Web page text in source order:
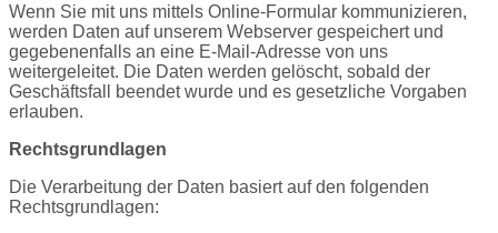
Wenn Sie mit uns mittels Online-Formular kommunizieren,
werden Daten auf unserem Webserver gespeichert und
gegebenenfalls an eine E-Mail-Adresse von uns
weitergeleitet. Die Daten werden gelöscht, sobald der
Geschäftsfall beendet wurde und es gesetzliche Vorgaben
erlauben.
Rechtsgrundlagen
Die Verarbeitung der Daten basiert auf den folgenden
Rechtsgrundlagen: